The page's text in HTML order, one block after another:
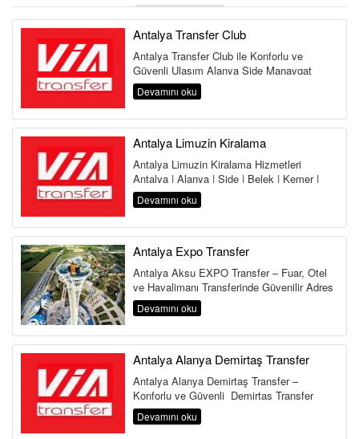
Antalya Transfer Club
Antalya Transfer Club ile Konforlu ve
Güvenli Ulaşım Alanya Side Manavgat
Belek Kemer Kundu Lara Antalya
Havalima...
Devamını oku
Antalya Limuzin Kiralama
Antalya Limuzin Kiralama Hizmetleri
Antalya | Alanya | Side | Belek | Kemer |
Lara | Kundu | Land of Legends Antalya,...
Devamını oku
Antalya Expo Transfer
Antalya Aksu EXPO Transfer – Fuar, Otel
ve Havalimanı Transferinde Güvenilir Adres
Antalya Aksu Transfer Hi...
Devamını oku
Antalya Alanya Demirtaş Transfer
Antalya Alanya Demirtaş Transfer –
Konforlu ve Güvenli Demirtaş Transfer
Hizmeti Antalya Havalimanı&...
Devamını oku